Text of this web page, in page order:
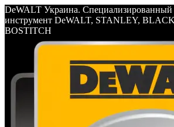
DeWALT Украина. Специализированный
инструмент DeWALT, STANLEY,
BOSTITCH